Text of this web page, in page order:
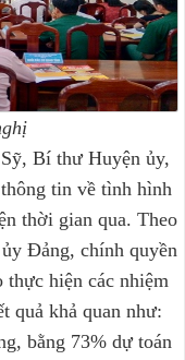
Bí thư Huyện ủy,
tin về tình hình
thời gian qua. Theo
Đảng, chính quyền
thực hiện các nhiệm
quả khả quan như:
bằng 73% dự toán